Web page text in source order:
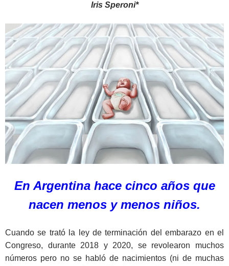
Iris Speroni*
En Argentina hace cinco años que
nacen menos y menos niños.
Cuando se trató la ley de terminación del embarazo en el
Congreso, durante 2018 y 2020, se revolearon muchos
números pero no se habló de nacimientos (ni de muchas